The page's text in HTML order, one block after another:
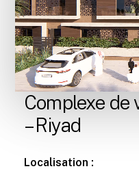
Complexe de
– Riyad
Localisation :